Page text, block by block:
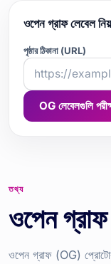
ওপেন গ্রাফ লেবেল
পৃষ্ঠার ঠিকানা (URL)
OG লেবেলগুলি
তথ্য
ওপেন গ্রাফ
ওপেন গ্রাফ (OG)